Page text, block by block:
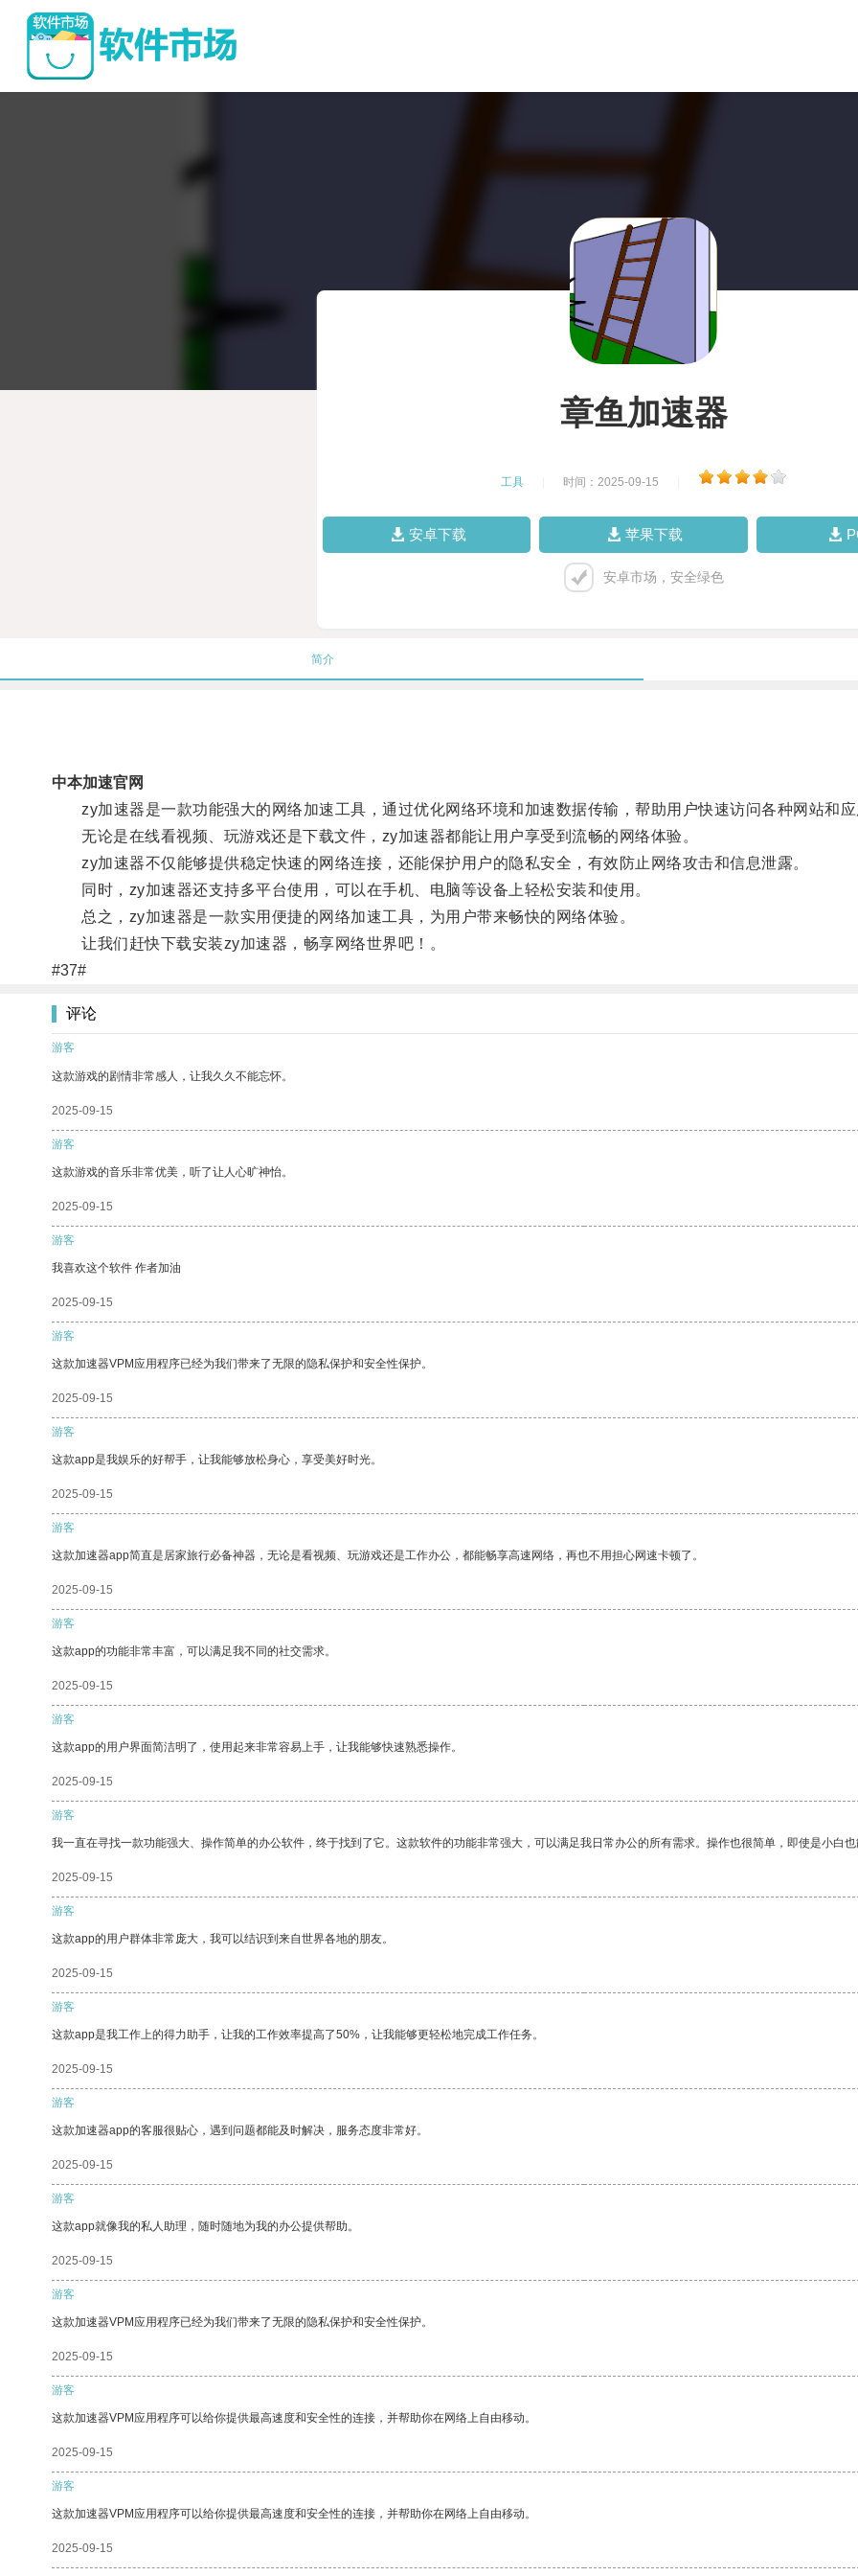
章鱼加速器
工具 时间：2025-09-15
安卓下载 苹果下载
安卓市场，安全绿色
简介
中本加速官网
zy加速器是一款功能强大的网络加速工具，通过优化网络环境和加速数据传输，帮助用户快速访问各种网站和应
无论是在线看视频、玩游戏还是下载文件，zy加速器都能让用户享受到流畅的网络体验。
zy加速器不仅能够提供稳定快速的网络连接，还能保护用户的隐私安全，有效防止网络攻击和信息泄露。
同时，zy加速器还支持多平台使用，可以在手机、电脑等设备上轻松安装和使用。
总之，zy加速器是一款实用便捷的网络加速工具，为用户带来畅快的网络体验。
让我们赶快下载安装zy加速器，畅享网络世界吧！。
#37#
评论
游客
这款游戏的剧情非常感人，让我久久不能忘怀。
2025-09-15
游客
这款游戏的音乐非常优美，听了让人心旷神怡。
2025-09-15
游客
我喜欢这个软件 作者加油
2025-09-15
游客
这款加速器VPM应用程序已经为我们带来了无限的隐私保护和安全性保护。
2025-09-15
游客
这款app是我娱乐的好帮手，让我能够放松身心，享受美好时光。
2025-09-15
游客
这款加速器app简直是居家旅行必备神器，无论是看视频、玩游戏还是工作办公，都能畅享高速网络，再也不用担心网速卡顿了。
2025-09-15
游客
这款app的功能非常丰富，可以满足我不同的社交需求。
2025-09-15
游客
这款app的用户界面简洁明了，使用起来非常容易上手，让我能够快速熟悉操作。
2025-09-15
游客
我一直在寻找一款功能强大、操作简单的办公软件，终于找到了它。这款软件的功能非常强大，可以满足我日常办公的所有需求。操作也很简单，即使是小白也
2025-09-15
游客
这款app的用户群体非常庞大，我可以结识到来自世界各地的朋友。
2025-09-15
游客
这款app是我工作上的得力助手，让我的工作效率提高了50%，让我能够更轻松地完成工作任务。
2025-09-15
游客
这款加速器app的客服很贴心，遇到问题都能及时解决，服务态度非常好。
2025-09-15
游客
这款app就像我的私人助理，随时随地为我的办公提供帮助。
2025-09-15
游客
这款加速器VPM应用程序已经为我们带来了无限的隐私保护和安全性保护。
2025-09-15
游客
这款加速器VPM应用程序可以给你提供最高速度和安全性的连接，并帮助你在网络上自由移动。
2025-09-15
游客
这款加速器VPM应用程序可以给你提供最高速度和安全性的连接，并帮助你在网络上自由移动。
2025-09-15